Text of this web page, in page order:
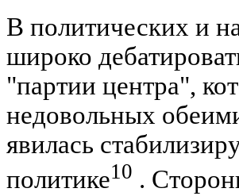
В политических и
широко
"партии центра",
недовольных
явилась
политике10 .